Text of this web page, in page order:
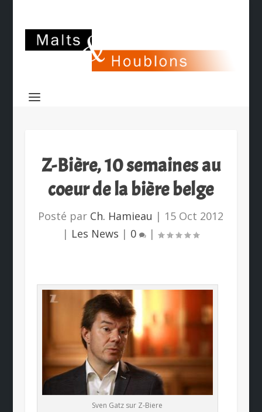
Z-Bière, 10 semaines au
coeur de la bière belge
Posté par Ch. Hamieau | 15 Oct 2012
| Les News | 0 |
Sven Gatz sur Z-Biere